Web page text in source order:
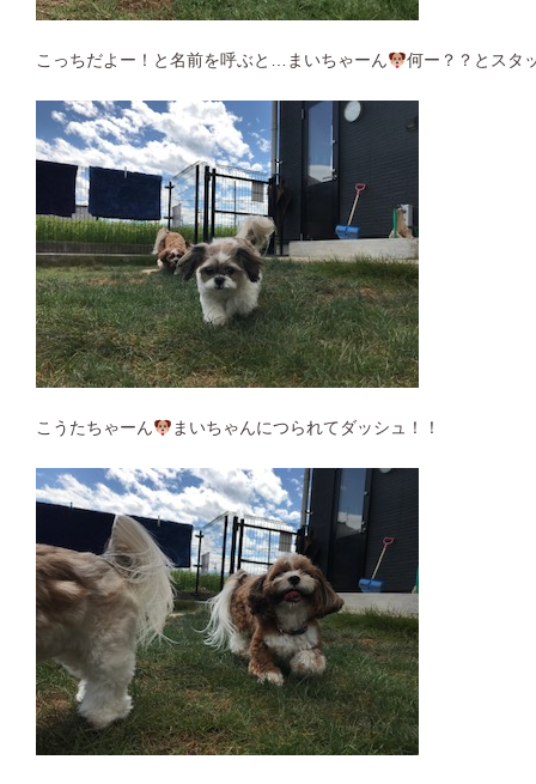
こっちだよー！と名前を呼ぶと…まいちゃーん 何ー？？とスタ
こうたちゃーん まいちゃんにつられてダッシュ！！